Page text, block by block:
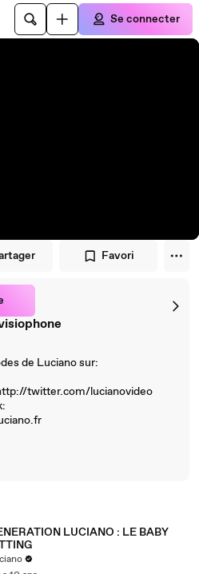
Se connecter
Favori
de Luciano sur:
twitter.com/lucianovideo
LUCIANO : LE BABY